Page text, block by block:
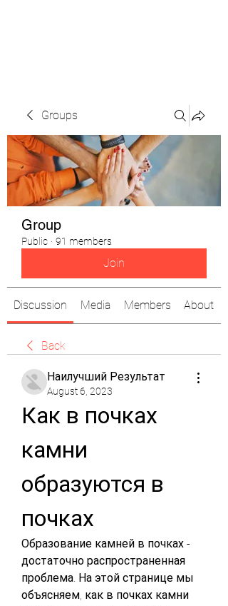
Groups
Group
Public · 91 members
Join
Discussion Media Members About
Back
Наилучший Результат
August 6, 2023
Как в почках
камни
образуются в
почках
Образование камней в почках -
достаточно распространенная
проблема. На этой странице мы
объясняем, как в почках камни